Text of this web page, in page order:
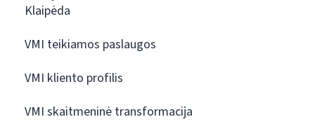
Klaipėda
VMI teikiamos paslaugos
VMI kliento profilis
VMI skaitmeninė transformacija